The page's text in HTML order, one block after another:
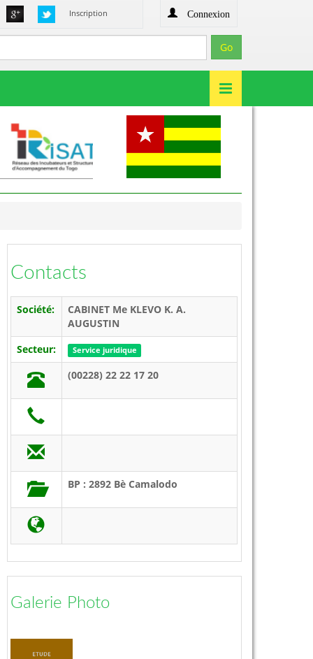
Inscription Connexion
Contacts
Société:
CABINET Me KLEVO K. A.
AUGUSTIN
Secteur:
Service juridique
(00228) 22 22 17 20
BP : 2892 Bè Camalodo
Galerie Photo